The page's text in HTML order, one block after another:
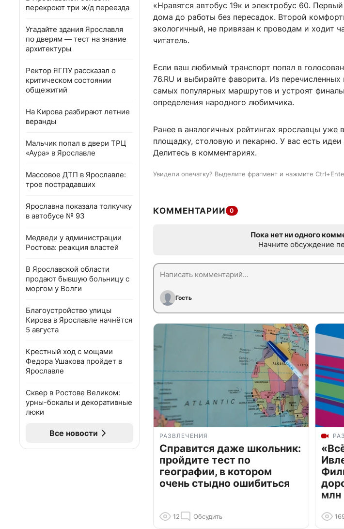
перекроют три ж/д переезда
Угадайте здания Ярославля
по дверям — тест на знание
архитектуры
Ректор ЯГПУ рассказал о
критическом состоянии
общежитий
На Кирова разбирают летние
веранды
Мальчик попал в двери ТРЦ
«Аура» в Ярославле
Массовое ДТП в Ярославле:
трое пострадавших
Ярославна показала толкучку
в автобусе № 93
Медведи у администрации
Ростова: реакция властей
В Ярославской области
продают бывшую больницу с
моргом у Волги
Благоустройство улицы
Кирова в Ярославле начнётся
5 августа
Крестный ход с мощами
Федора Ушакова пройдет в
Ярославле
Сквер в Ростове Великом:
урны-бокалы и декоративные
люки
Все новости
«Нравятся автобус 19к и электробус 60.
дома до работы без пересадок. Второй
экологичный, не привязан к проводам и ходит
читатель.
Если ваш любимый транспорт попал в
76.RU и выбирайте фаворита. Из перечисленных
самых популярных маршрутов и устроят
определения народного любимчика.
Ранее в аналогичных рейтингах ярославцы
площадку, столовую и пекарню. У вас есть идеи
Делитесь в комментариях.
Увидели опечатку? Выделите фрагмент и нажмите
КОММЕНТАРИИ 0
Пока нет ни одного
Начните обсуждение
Гость
РАЗВЛЕЧЕНИЯ
Справится даже школьник:
пройдите тест по
географии, в котором
очень стыдно ошибиться
12 Обсудить
млн